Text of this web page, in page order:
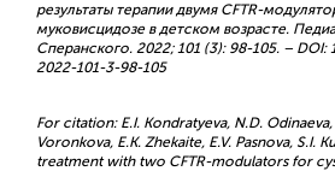
результаты терапии двумя CFTR-
муковисцидозе в детском возрасте.
Сперанского. 2022; 101 (3): 98-105. – DOI:
2022-101-3-98-105
For citation: E.I. Kondratyeva, N.D. Odinaeva,
Voronkova, E.K. Zhekaite, E.V. Pasnova, S.I.
treatment with two CFTR-modulators for